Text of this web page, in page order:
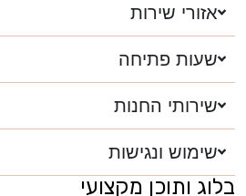
אזורי שירות
שעות פתיחה
שירותי החנות
שימוש ונגישות
בלוג ותוכן מקצועי